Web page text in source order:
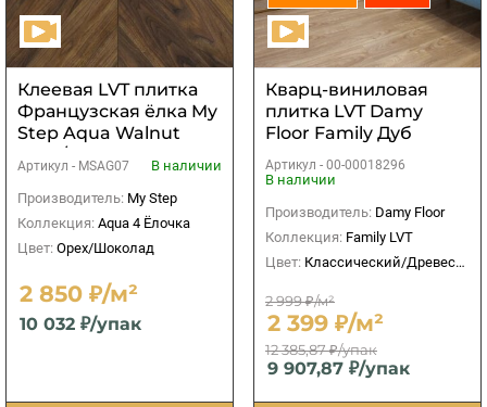
Клеевая LVT плитка
Французская ёлка My
Step Aqua Walnut
MSAG07
Артикул - MSAG07
В наличии
Производитель: My Step
Коллекция: Aqua 4 Ёлочка
Цвет: Орех/Шоколад
2 850 ₽/м²
10 032 ₽/упак
Кварц-виниловая
плитка LVT Damy
Floor Family Дуб
Селект
Артикул - 00-00018296
В наличии
Производитель: Damy Floor
Коллекция: Family LVT
Цвет: Классический/Древесный
2 999 ₽/м²
2 399 ₽/м²
12 385,87 ₽/упак
9 907,87 ₽/упак